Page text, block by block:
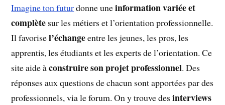
Imagine ton futurdonne uneinformation variée et
complète sur les métiers et l’orientation professionnelle.
Il favorisel’échangeentre les jeunes, les pros, les
apprentis, les étudiants et les experts de l’orientation. Ce
site aide àconstruire son projet professionnel. Des
réponses aux questions de chacun sont apportées par des
professionnels, via le forum. On y trouve desinterviews